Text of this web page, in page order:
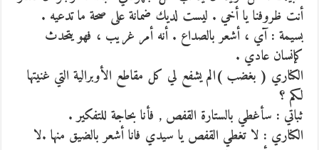
أنت ظروفنا يا أخي . ليست لديك ضمانة على صحة ما تدعيه .
بسيمة : آي ، أشعر بالصداع . أنه أمر غريب ، فهو يتحدث
كإنسان عادي .
الكناري ( بغضب )الم يشفع لي كل مقاطع الأوبرالية التي غنيتها
لكم ؟
ثباتي : سأغطي بالستارة القفص , فأنا بحاجة للتفكير .
الكناري : لا تغطي القفص يا سيدي فانا أشعر بالضيق منها .لا